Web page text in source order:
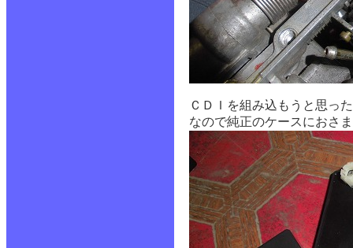
ＣＤＩを組み込もうと思っ
なので純正のケースにおさ